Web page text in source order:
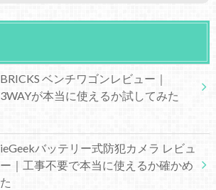
BRICKS ベンチワゴンレビュー｜
3WAYが本当に使えるか試してみた
ieGeekバッテリー式防犯カメラ レビュ
ー｜工事不要で本当に使えるか確かめ
た